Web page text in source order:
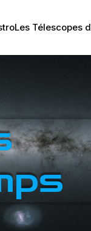
Les Télescopes